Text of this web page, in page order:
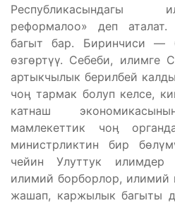
Республикасындагы
реформалоо» деп
багыт бар. Биринчиси —
өзгөртүү. Себеби, илимге
артыкчылык берилбей
чоӊ тармак болуп келсе,
катнаш
мамлекеттик чоӊ
министрликтин бир
чейин Улуттук илимдер
илимий борборлор, илимий
жашап, каржылык багыты